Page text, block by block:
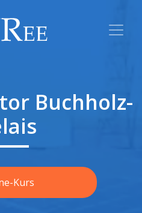
Buchholz-
Kurs